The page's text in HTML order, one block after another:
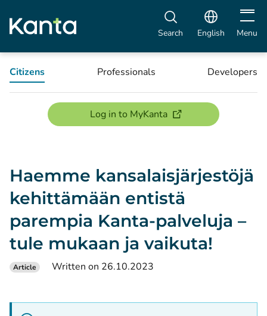
Search English Open
Menu
Citizens Professionals Developers
Log in to MyKanta(opens new window)
Haemme kansalaisjärjestöjä
kehittämään entistä
parempia Kanta-palveluja –
tule mukaan ja vaikuta!
Article Written on 26.10.2023